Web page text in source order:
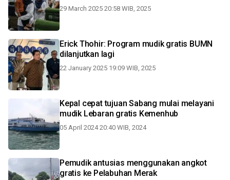
29 March 2025 20:58 WIB, 2025
Erick Thohir: Program mudik gratis BUMN
dilanjutkan lagi
22 January 2025 19:09 WIB, 2025
Kepal cepat tujuan Sabang mulai melayani
mudik Lebaran gratis Kemenhub
05 April 2024 20:40 WIB, 2024
Pemudik antusias menggunakan angkot
gratis ke Pelabuhan Merak